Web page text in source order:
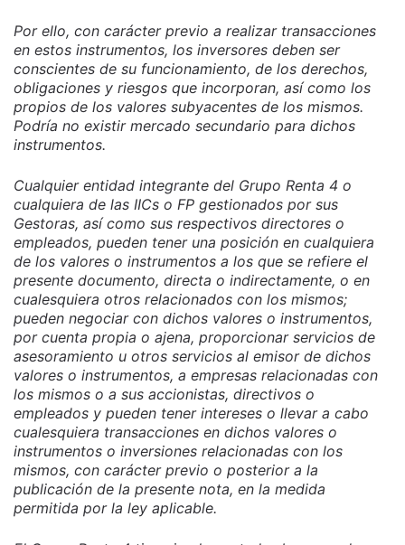
Por ello, con carácter previo a realizar transacciones
en estos instrumentos, los inversores deben ser
conscientes de su funcionamiento, de los derechos,
obligaciones y riesgos que incorporan, así como los
propios de los valores subyacentes de los mismos.
Podría no existir mercado secundario para dichos
instrumentos.
Cualquier entidad integrante del Grupo Renta 4 o
cualquiera de las IICs o FP gestionados por sus
Gestoras, así como sus respectivos directores o
empleados, pueden tener una posición en cualquiera
de los valores o instrumentos a los que se refiere el
presente documento, directa o indirectamente, o en
cualesquiera otros relacionados con los mismos;
pueden negociar con dichos valores o instrumentos,
por cuenta propia o ajena, proporcionar servicios de
asesoramiento u otros servicios al emisor de dichos
valores o instrumentos, a empresas relacionadas con
los mismos o a sus accionistas, directivos o
empleados y pueden tener intereses o llevar a cabo
cualesquiera transacciones en dichos valores o
instrumentos o inversiones relacionadas con los
mismos, con carácter previo o posterior a la
publicación de la presente nota, en la medida
permitida por la ley aplicable.